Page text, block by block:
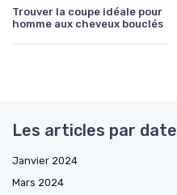
Trouver la coupe idéale pour
homme aux cheveux bouclés
Les articles par date
Janvier 2024
Mars 2024